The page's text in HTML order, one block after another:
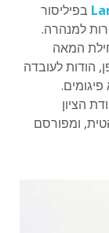
בפיליסור
למנהרה.
המאה
הודות לעובדה
הציון
ומפורסם